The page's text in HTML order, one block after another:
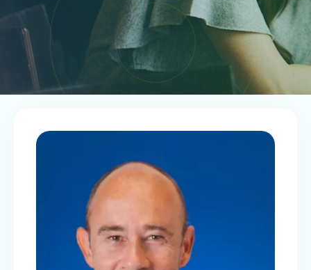
SUCCESS-STORY: MONEYOAK VISE
TOUJOURS PLUS HAUT AU SEIN
DU GROUPE EPSA
CFO 2.0